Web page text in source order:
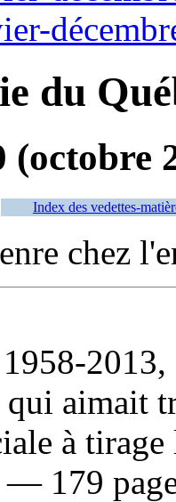
du
(octobre
Index des vedettes-
chez
2013,
aimait
à
179